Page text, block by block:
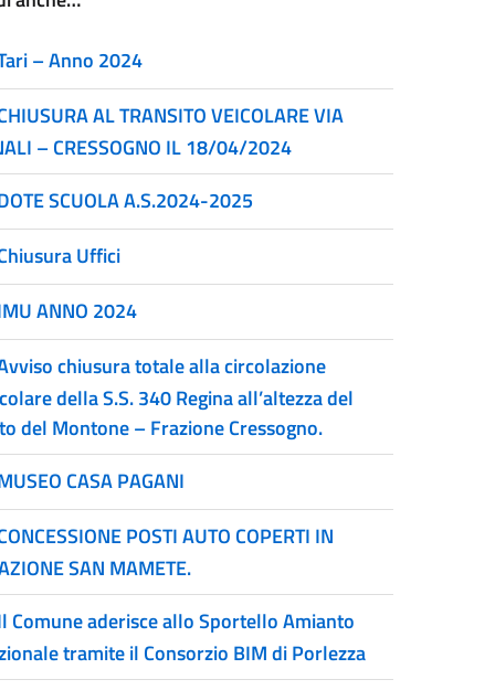
– Anno 2024
AL TRANSITO VEICOLARE VIA
– CRESSOGNO IL 18/04/2024
SCUOLA A.S.2024-2025
Uffici
ANNO 2024
chiusura totale alla circolazione
della S.S. 340 Regina all’altezza del
del Montone – Frazione Cressogno.
CASA PAGANI
POSTI AUTO COPERTI IN
SAN MAMETE.
Comune aderisce allo Sportello Amianto
tramite il Consorzio BIM di Porlezza